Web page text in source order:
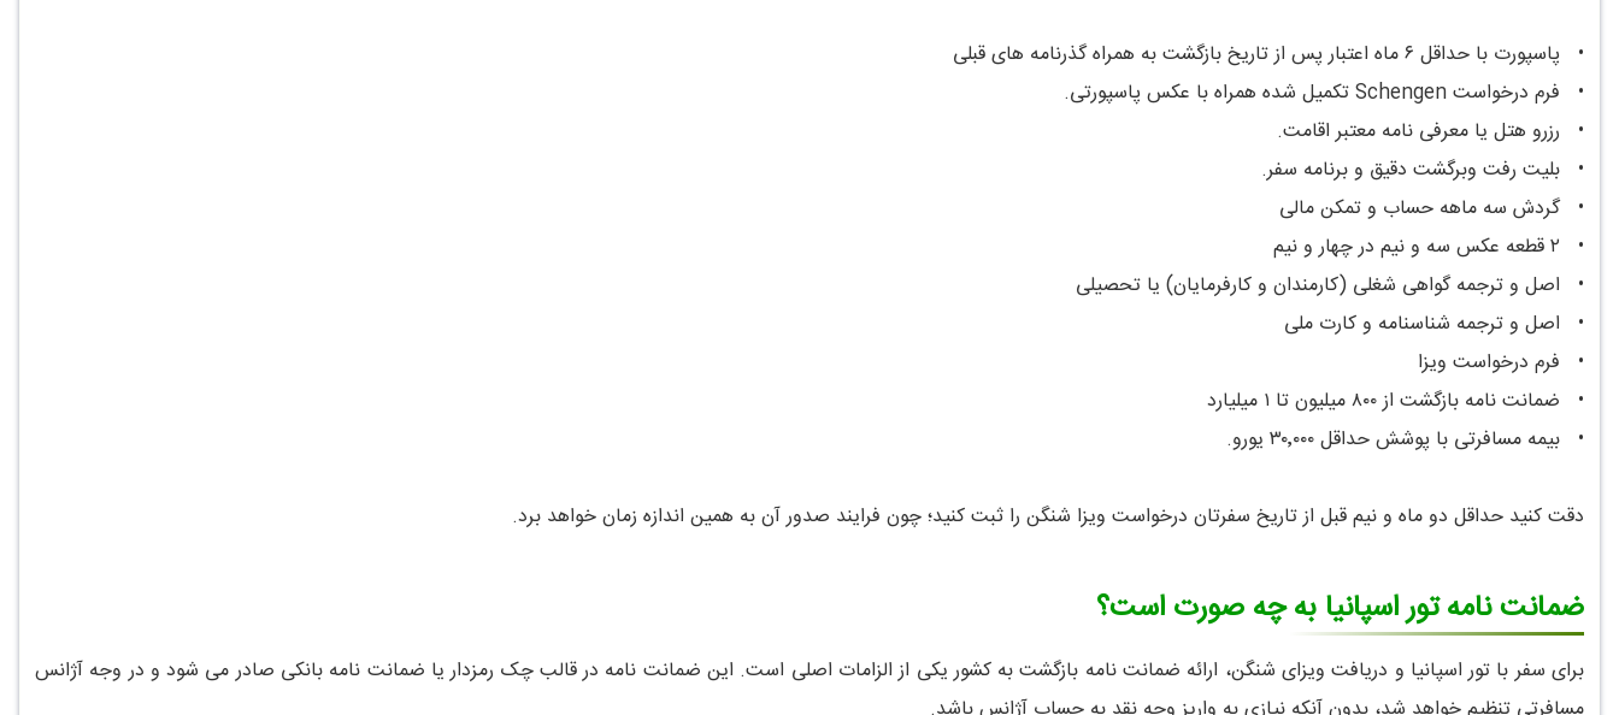
•
پاسپورت با حداقل ۶ ماه اعتبار پس از تاریخ بازگشت به همراه گذرنامه های قبلی
•
فرم درخواست Schengen تکمیل شده همراه با عکس پاسپورتی.
•
رزرو هتل یا معرفی نامه معتبر اقامت.
• بلیت رفت وبرگشت دقیق و برنامه سفر.
• گردش سه ماهه حساب و تمکن مالی
•
۲ قطعه عکس سه و نیم در چهار و نیم
•
اصل و ترجمه گواهی شغلی (کارمندان و کارفرمایان) یا تحصیلی
•
اصل و ترجمه شناسنامه و کارت ملی
•
فرم درخواست ویزا
•
ضمانت نامه بازگشت از ۸۰۰ میلیون تا ۱ میلیارد
• بیمه مسافرتی با پوشش حداقل ۳۰٬۰۰۰ یورو.
دقت کنید حداقل دو ماه و نیم قبل از تاریخ سفرتان درخواست ویزا شنگن را ثبت کنید؛ چون فرایند صدور آن به همین اندازه زمان خواهد برد.
ضمانت نامه تور اسپانیا به چه صورت است؟
برای سفر با تور اسپانیا و دریافت ویزای شنگن، ارائه ضمانت نامه بازگشت به کشور یکی از الزامات اصلی است. این ضمانت نامه در قالب چک رمزدار یا ضمانت نامه بانکی صادر می شود و در وجه آژانس